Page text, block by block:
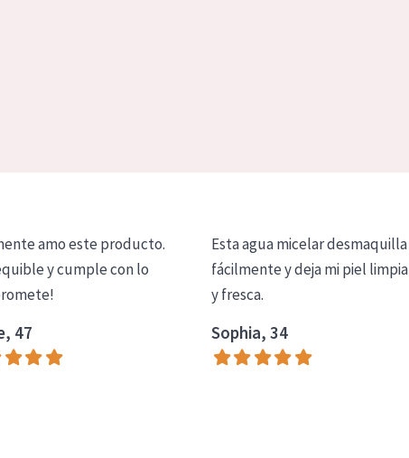
amo este producto.
y cumple con lo
47
Esta agua micelar desmaquilla
fácilmente y deja mi piel limpia
y fresca.
Sophia, 34